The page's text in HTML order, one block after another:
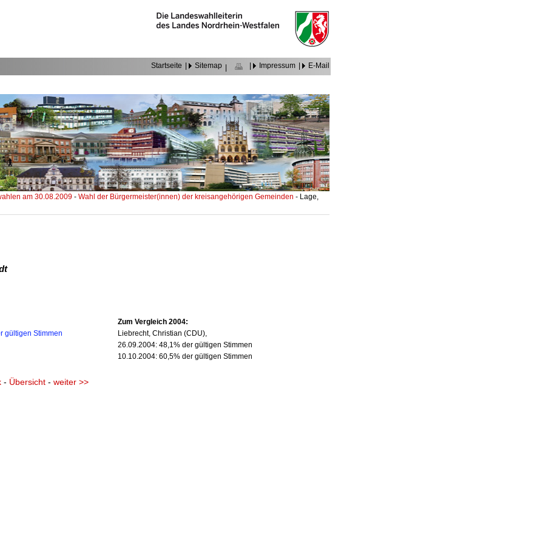
Startseite Sitemap Impressum E-Mail
am 30.08.2009-Wahl der Bürgermeister(innen) der kreisangehörigen Gemeinden- Lage,
gültigen Stimmen
Zum Vergleich 2004:
Liebrecht, Christian (CDU),
26.09.2004: 48,1% der gültigen Stimmen
10.10.2004: 60,5% der gültigen Stimmen
- Übersicht -weiter >>